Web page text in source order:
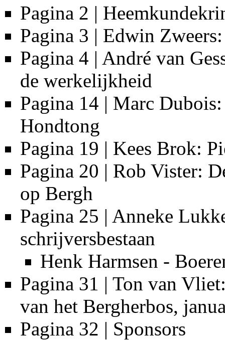
Pagina 2 |
Pagina 3 | Edwin
Pagina 4 | André van
de werkelijkheid
Pagina 14 | Marc
Hondtong
Pagina 19 | Kees Brok:
Pagina 20 | Rob Vister:
op Bergh
Pagina 25 | Anneke
schrijversbestaan
Henk Harmsen -
Pagina 31 | Ton van
van het Bergherbos,
Pagina 32 | Sponsors